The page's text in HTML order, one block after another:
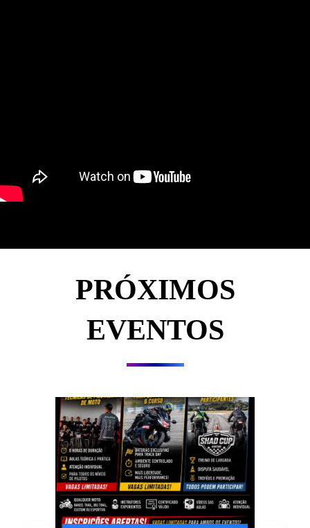
PRÓXIMOS
EVENTOS